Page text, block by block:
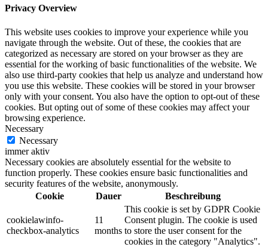
Privacy Overview
This website uses cookies to improve your experience while you
navigate through the website. Out of these, the cookies that are
categorized as necessary are stored on your browser as they are
essential for the working of basic functionalities of the website. We
also use third-party cookies that help us analyze and understand how
you use this website. These cookies will be stored in your browser
only with your consent. You also have the option to opt-out of these
cookies. But opting out of some of these cookies may affect your
browsing experience.
Necessary
Necessary
immer aktiv
Necessary cookies are absolutely essential for the website to
function properly. These cookies ensure basic functionalities and
security features of the website, anonymously.
Cookie
Dauer Beschreibung
cookielawinfo-
checkbox-analytics
11
months
This cookie is set by GDPR Cookie
Consent plugin. The cookie is used
to store the user consent for the
cookies in the category "Analytics".